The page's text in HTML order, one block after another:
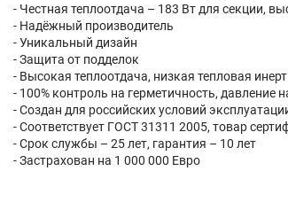
- Честная теплоотдача – 183 Вт для секции,
- Надёжный производитель
- Уникальный дизайн
- Защита от подделок
- Высокая теплоотдача, низкая тепловая
- 100% контроль на герметичность, давление
- Создан для российских условий
- Соответствует ГОСТ 31311 2005, товар
- Срок службы – 25 лет, гарантия – 10 лет
- Застрахован на 1 000 000 Евро